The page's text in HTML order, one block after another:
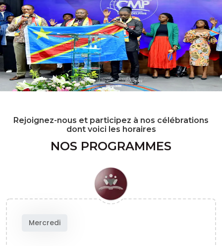
Pour notre nation
Pourquoi
Prier pour la nation
CMP| Séminaire
Rejoignez-nous et participez à nos célébrations
dont voici les horaires
NOS PROGRAMMES
Mercredi